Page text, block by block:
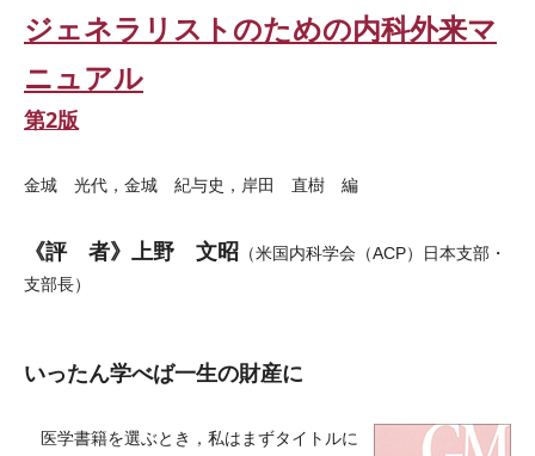
ジェネラリストのための内科外来マ
ニュアル
第2版
金城 光代，金城 紀与史，岸田 直樹 編
《評 者》上野 文昭 （米国内科学会（ACP）日本支部・
支部長）
いったん学べば一生の財産に
医学書籍を選ぶとき，私はまずタイトルに